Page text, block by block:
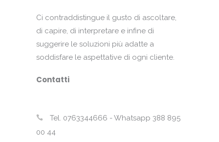
Ci contraddistingue il gusto di ascoltare,
di capire, di interpretare e infine di
suggerire le soluzioni più adatte a
soddisfare le aspettative di ogni cliente.
Contatti
Tel. 0763344666 - Whatsapp 388 895
00 44